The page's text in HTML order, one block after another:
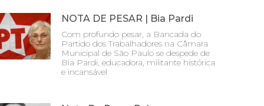
NOTA DE PESAR | Bia Pardi
Com profundo pesar, a Bancada do
Partido dos Trabalhadores na Câmara
Municipal de São Paulo se despede de
Bia Pardi, educadora, militante histórica
e incansável